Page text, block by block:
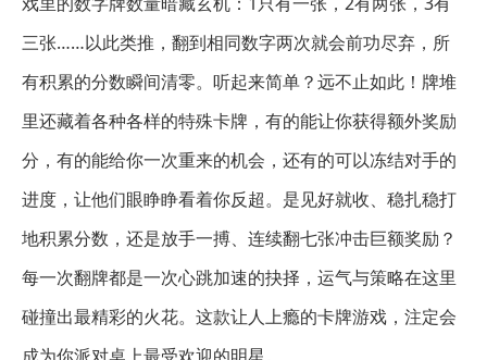
三张……以此类推，翻到相同数字两次就会前功尽弃，所
有积累的分数瞬间清零。听起来简单？远不止如此！牌堆
里还藏着各种各样的特殊卡牌，有的能让你获得额外奖励
分，有的能给你一次重来的机会，还有的可以冻结对手的
进度，让他们眼睁睁看着你反超。是见好就收、稳扎稳打
地积累分数，还是放手一搏、连续翻七张冲击巨额奖励？
每一次翻牌都是一次心跳加速的抉择，运气与策略在这里
碰撞出最精彩的火花。这款让人上瘾的卡牌游戏，注定会